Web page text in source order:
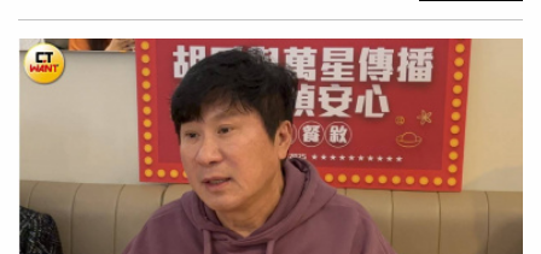
發展。公益永續偕行，讓海洋與人心同樣被療癒在Xpark，
水族館是連結人與自然、傳遞愛與希望的重要推手，從積極
投入多元公益行動開始，一步步實踐ESG精神，要讓每一份
關懷都深具意義。Xpark 與桃園市政府共建「海龜保育教育
暨救傷中心」，致力於海龜的救援與復育，讓多隻海龜重返
大海、重拾生命的可能；攜手中華航空，邀請偏鄉學童來館
體驗海洋教育，播下永續種子；與 華山基金會邀請百歲長者
走入館內，重溫生命活力；與台新金控於桃園藻礁舉辦淨灘
叫賴慧如主持？我又不是賴慧如替代品。」胡瓜直言：「你
本來就她的替代品啊！」康康立刻故作生氣，連續怒問3
次：「你再說一遍！」胡瓜依舊不改回覆，康康則不再造
次：「謝謝大哥給我這機會，我一直很想站在你旁邊。」笑
果十足。胡瓜、歐漢聲和AKB48 Team TP26位成員勁舞熱
唱。（圖／林士傑攝）緊接8點檔女星賴慧如辣秀南北半
球，穿著一襲前胸後背大開衩黑色禮服登場，性感破錶的她
與新人鍾采穎對唱〈憨阿嬤〉，演唱會後方LED播出賴慧如